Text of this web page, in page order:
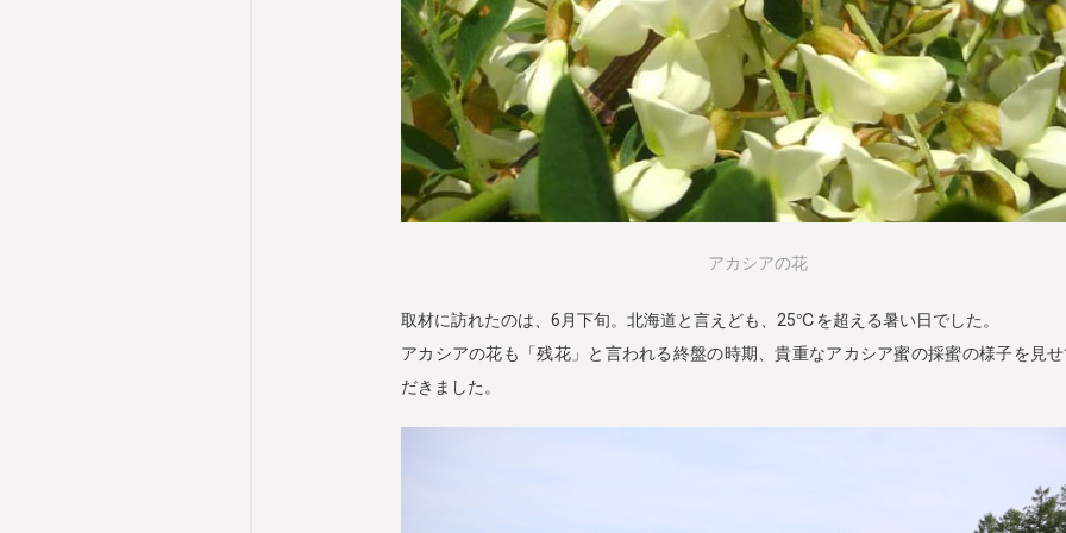
アカシアの花
取材に訪れたのは、6月下旬。北海道と言えども、25℃を超える暑い日でした。
アカシアの花も「残花」と言われる終盤の時期、貴重なアカシア蜜の採蜜の様子を見
だきました。